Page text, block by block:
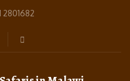
2801682